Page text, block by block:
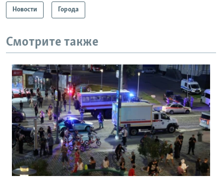
Новости Города
Смотрите также